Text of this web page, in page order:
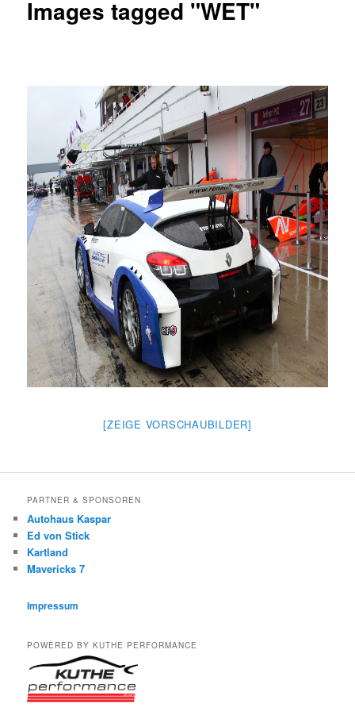
Images tagged "WET"
[ZEIGE VORSCHAUBILDER]
PARTNER & SPONSOREN
Autohaus Kaspar
Ed von Stick
Kartland
Mavericks 7
Impressum
POWERED BY KUTHE PERFORMANCE